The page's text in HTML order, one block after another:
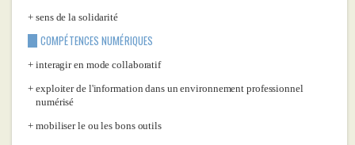
sens de la solidarité
COMPÉTENCES NUMÉRIQUES
interagir en mode collaboratif
exploiter de l'information dans un environnement professionnel
numérisé
mobiliser le ou les bons outils